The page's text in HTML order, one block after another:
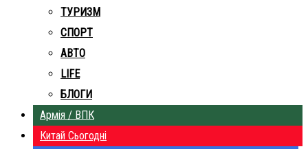
ТУРИЗМ
СПОРТ
АВТО
LIFE
БЛОГИ
Армія / ВПК
Китай Сьогодні